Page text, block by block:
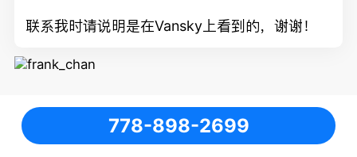
联系我时请说明是在Vansky上看到的，谢谢！
778-898-2699